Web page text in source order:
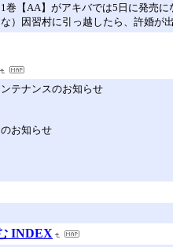
【AA】がアキバでは5日に発売
）因習村に引っ越したら、許婚が
テナンスのお知らせ
お知らせ
INDEX